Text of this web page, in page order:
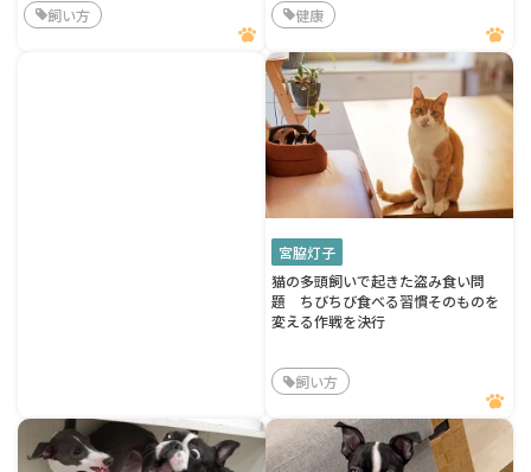
飼い方 健康
宮脇灯子
猫の多頭飼いで起きた盗み食い問
題 ちびちび食べる習慣そのものを
変える作戦を決行
飼い方